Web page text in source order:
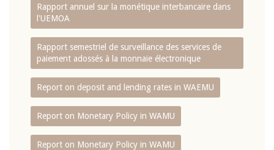
Rapport annuel sur la monétique interbancaire dans
l'UEMOA
Rapport semestriel de surveillance des services de
paiement adossés à la monnaie électronique
Report on deposit and lending rates in WAEMU
Report on Monetary Policy in WAMU
Report on Monetary Policy in WAMU